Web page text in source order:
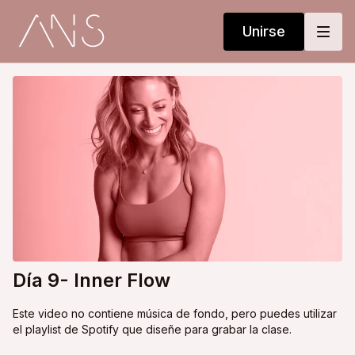
Unirse
Día 9- Inner Flow
Este video no contiene música de fondo, pero puedes utilizar
el playlist de Spotify que diseñe para grabar la clase.